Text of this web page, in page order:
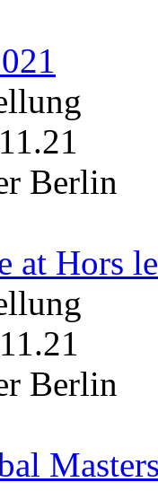
Berlin
at Hors
Berlin